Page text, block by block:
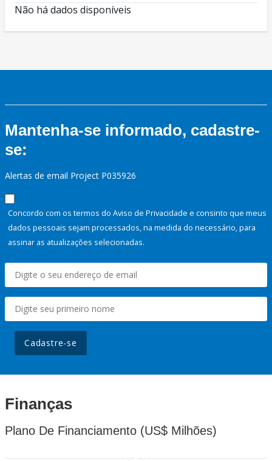
Não há dados disponíveis
Mantenha-se informado, cadastre-
se:
Alertas de email Project P035926
Concordo com os termos do Aviso de Privacidade e consinto que meus
dados pessoais sejam processados, na medida do necessário, para
assinar as atualizações selecionadas.
Cadastre-se
Finanças
Plano De Financiamento (US$ Milhões)